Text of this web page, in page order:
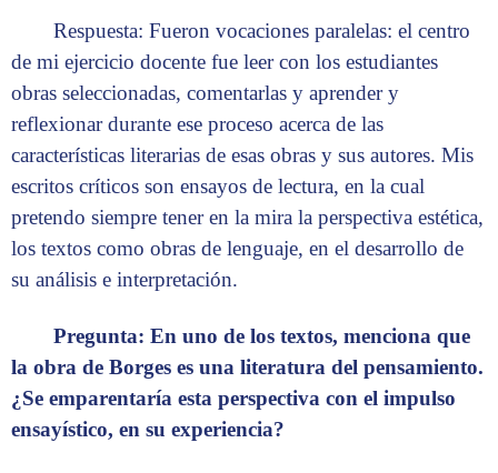
Respuesta: Fueron vocaciones paralelas: el centro
de mi ejercicio docente fue leer con los estudiantes
obras seleccionadas, comentarlas y aprender y
reflexionar durante ese proceso acerca de las
características literarias de esas obras y sus autores. Mis
escritos críticos son ensayos de lectura, en la cual
pretendo siempre tener en la mira la perspectiva estética,
los textos como obras de lenguaje, en el desarrollo de
su análisis e interpretación.
Pregunta: En uno de los textos, menciona que
la obra de Borges es una literatura del pensamiento.
¿Se emparentaría esta perspectiva con el impulso
ensayístico, en su experiencia?